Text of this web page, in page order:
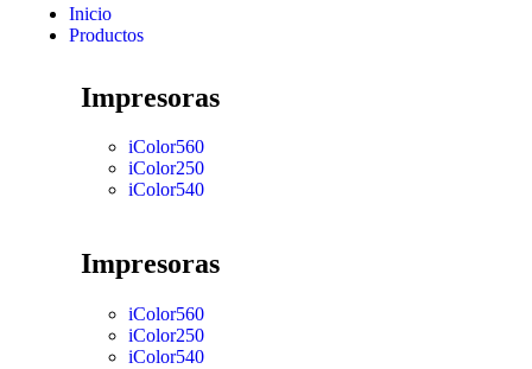
Inicio
Productos
Impresoras
iColor560
iColor250
iColor540
Impresoras
iColor560
iColor250
iColor540